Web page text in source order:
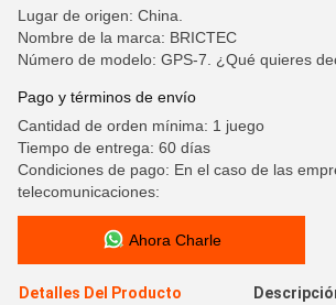
Lugar de origen: China.
Nombre de la marca: BRICTEC
Número de modelo: GPS-7. ¿Qué quieres
Pago y términos de envío
Cantidad de orden mínima: 1 juego
Tiempo de entrega: 60 días
Condiciones de pago: En el caso de las
telecomunicaciones:
Ahora Charle
Detalles Del Producto